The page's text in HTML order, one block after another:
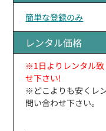
簡単な登録のみ
レンタル価格
※1日よりレンタル致
せ下さい!
※どこよりも安くレ
問い合わせ下さい。